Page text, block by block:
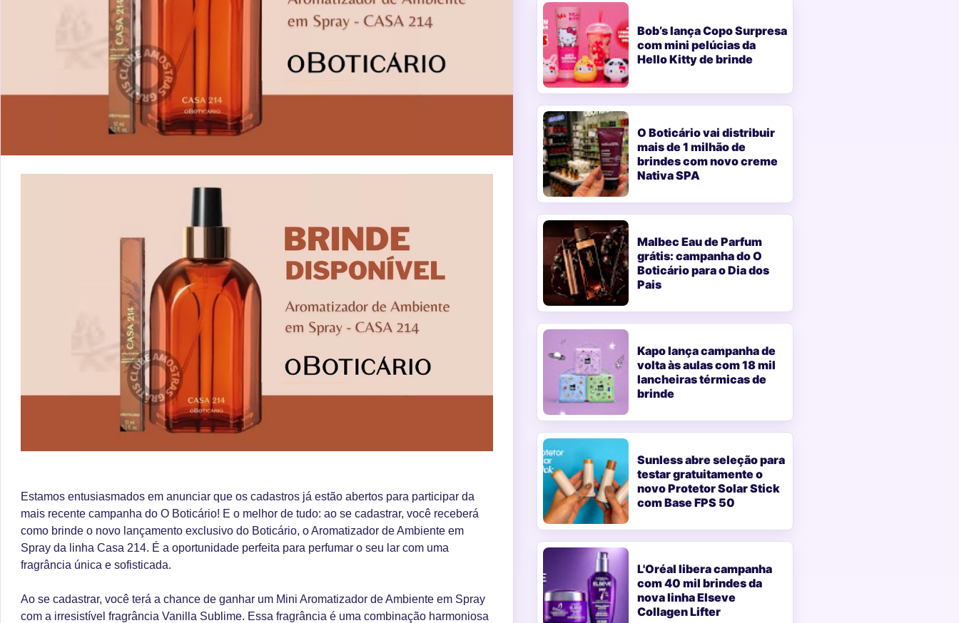
Estamos entusiasmados em anunciar que os cadastros já estão abertos para participar da
mais recente campanha do O Boticário! E o melhor de tudo: ao se cadastrar, você receberá
como brinde o novo lançamento exclusivo do Boticário, o Aromatizador de Ambiente em
Spray da linha Casa 214. É a oportunidade perfeita para perfumar o seu lar com uma
fragrância única e sofisticada.
Ao se cadastrar, você terá a chance de ganhar um Mini Aromatizador de Ambiente em Spray
com a irresistível fragrância Vanilla Sublime. Essa fragrância é uma combinação harmoniosa
Bob’s lança Copo Surpresa
com mini pelúcias da
Hello Kitty de brinde
O Boticário vai distribuir
mais de 1 milhão de
brindes com novo creme
Nativa SPA
Malbec Eau de Parfum
grátis: campanha do O
Boticário para o Dia dos
Pais
Kapo lança campanha de
volta às aulas com 18 mil
lancheiras térmicas de
brinde
Sunless abre seleção para
testar gratuitamente o
novo Protetor Solar Stick
com Base FPS 50
L'Oréal libera campanha
com 40 mil brindes da
nova linha Elseve
Collagen Lifter